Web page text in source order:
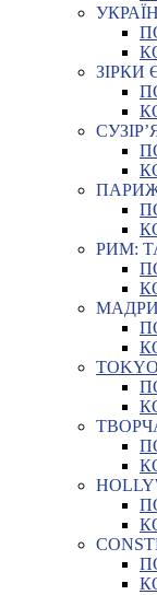
ЗІРКИ
РИМ: